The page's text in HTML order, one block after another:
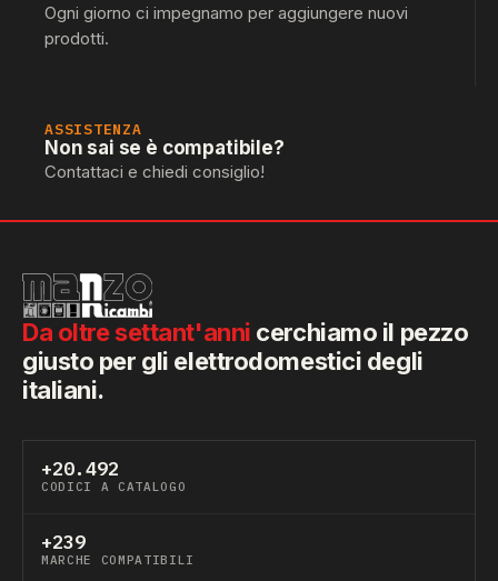
Ogni giorno ci impegnamo per aggiungere nuovi
prodotti.
ASSISTENZA
Non sai se è compatibile?
Contattaci e chiedi consiglio!
Da oltre settant'anni cerchiamo il pezzo
giusto per gli elettrodomestici degli
italiani.
+20.492
CODICI A CATALOGO
+239
MARCHE COMPATIBILI